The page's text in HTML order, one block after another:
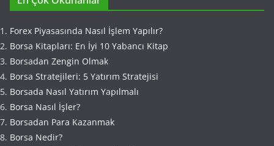
Forex Piyasasında Nasıl İşlem Yapılır?
Borsa Kitapları: En İyi 10 Yabancı Kitap
Borsadan Zengin Olmak
Borsa Stratejileri: 5 Yatırım Stratejisi
Borsada Nasıl Yatırım Yapılmalı
Borsa Nasıl İşler?
Borsadan Para Kazanmak
Borsa Nedir?